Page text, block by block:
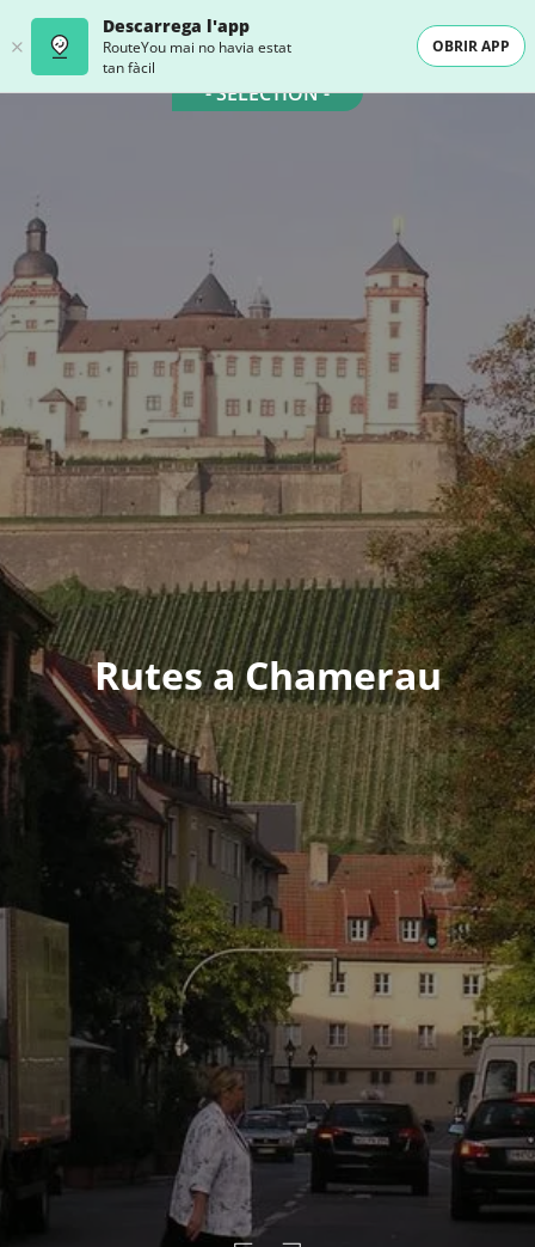
Descarrega l'app
RouteYou mai no havia estat
tan fàcil
OBRIR APP
- SELECTION -
Rutes a Chamerau